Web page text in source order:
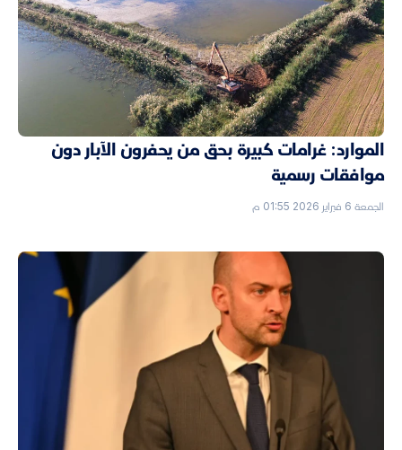
الموارد: غرامات كبيرة بحق من يحفرون الآبار دون
موافقات رسمية
الجمعة 6 فبراير 2026 01:55 م